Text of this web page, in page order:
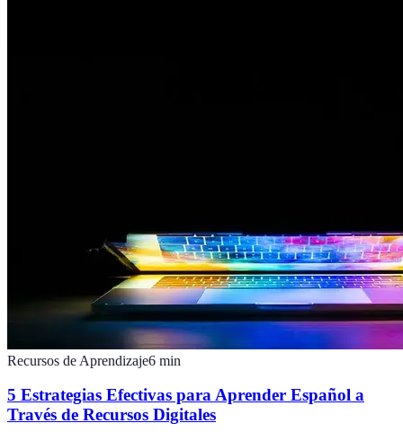
Recursos de Aprendizaje6 min
5 Estrategias Efectivas para Aprender Español a
Través de Recursos Digitales